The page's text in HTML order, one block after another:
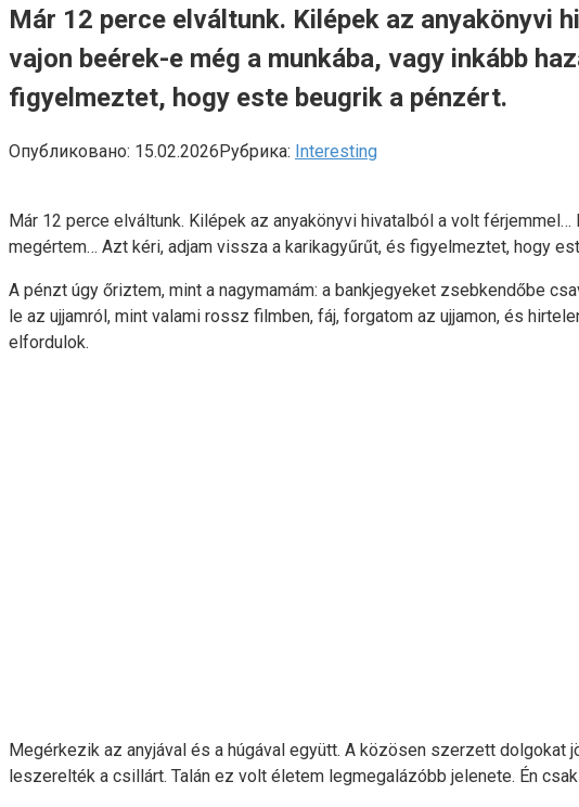
Már 12 perce elváltunk. Kilépek az anyakönyvi
vajon beérek-e még a munkába, vagy inkább
figyelmeztet, hogy este beugrik a pénzért.
Опубликовано: 15.02.2026Рубрика: Interesting
Már 12 perce elváltunk. Kilépek az anyakönyvi hivatalból a volt
megértem… Azt kéri, adjam vissza a karikagyűrűt, és figyelmeztet, hogy
A pénzt úgy őriztem, mint a nagymamám: a bankjegyeket zsebkendőbe
le az ujjamról, mint valami rossz filmben, fáj, forgatom az ujjamon, és
elfordulok.
Megérkezik az anyjával és a húgával együtt. A közösen szerzett
leszerelték a csillárt. Talán ez volt életem legmegalázóbb jelenete. Én